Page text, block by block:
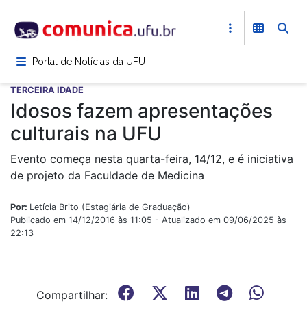
para
conteúdoPortal de Notícias da UFU
TERCEIRA IDADE
Idosos fazem apresentações
culturais na UFU
Evento começa nesta quarta-feira, 14/12, e é iniciativa
de projeto da Faculdade de Medicina
Por: Letícia Brito (Estagiária de Graduação)
Publicado em 14/12/2016 às 11:05 - Atualizado em 09/06/2025 às
22:13
Compartilhar: